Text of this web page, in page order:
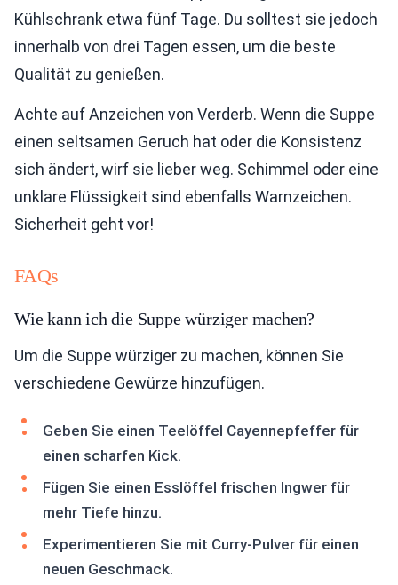
Kühlschrank etwa fünf Tage. Du solltest sie jedoch
innerhalb von drei Tagen essen, um die beste
Qualität zu genießen.
Achte auf Anzeichen von Verderb. Wenn die Suppe
einen seltsamen Geruch hat oder die Konsistenz
sich ändert, wirf sie lieber weg. Schimmel oder eine
unklare Flüssigkeit sind ebenfalls Warnzeichen.
Sicherheit geht vor!
FAQs
Wie kann ich die Suppe würziger machen?
Um die Suppe würziger zu machen, können Sie
verschiedene Gewürze hinzufügen.
Geben Sie einen Teelöffel Cayennepfeffer für
einen scharfen Kick.
Fügen Sie einen Esslöffel frischen Ingwer für
mehr Tiefe hinzu.
Experimentieren Sie mit Curry-Pulver für einen
neuen Geschmack.